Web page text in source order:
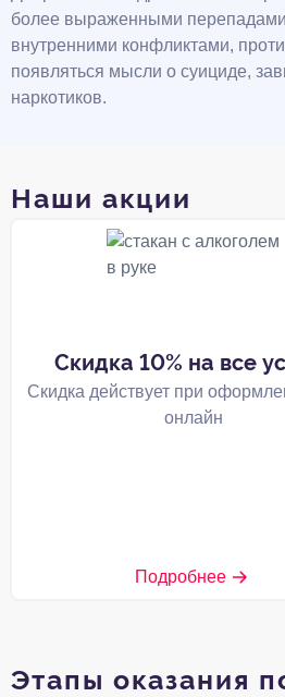
более выраженными
внутренними конфликтами,
появляться мысли о суициде,
наркотиков.
Наши акции
Скидка 10% на все
Скидка действует при
онлайн
Подробнее
Этапы оказания